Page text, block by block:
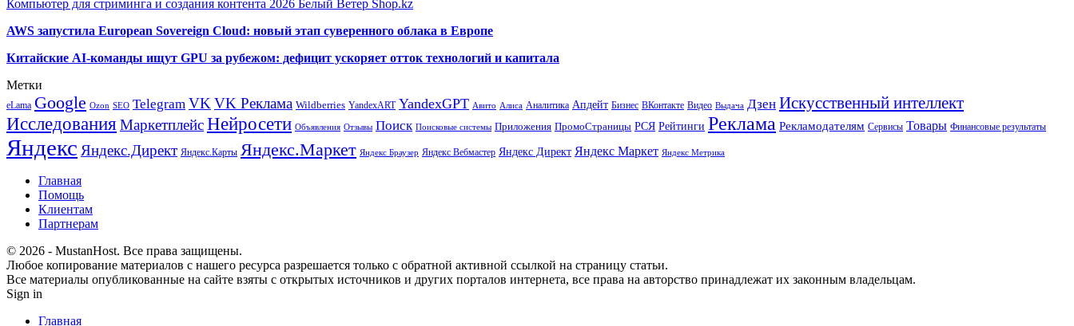
Компьютер для стриминга и создания контента 2026 Белый Ветер Shop.kz
AWS запустила European Sovereign Cloud: новый этап суверенного облака в Европе
Китайские AI-команды ищут GPU за рубежом: дефицит ускоряет отток технологий и капитала
Метки
eLama Google Ozon SEO Telegram VK VK Реклама Wildberries YandexART YandexGPT Авито Алиса Аналитика Апдейт Бизнес ВКонтакте Видео Выдача Дзен Искусственный интеллект
Исследования МаркетплейсНейросети Объявления Отзывы Поиск Поисковые системы Приложения ПромоСтраницы РСЯ Рейтинги Реклама Рекламодателям Сервисы Товары Финансовые результаты
Яндекс Яндекс.Директ Яндекс.Карты Яндекс.Маркет Яндекс Браузер Яндекс Вебмастер Яндекс Директ Яндекс Маркет Яндекс Метрика
Главная
Помощь
Клиентам
Партнерам
© 2026 - MustanHost. Все права защищены.
Любое копирование материалов с нашего ресурса разрешается только с обратной активной ссылкой на страницу статьи.
Все материалы опубликованные на сайте взяты с открытых источников и других порталов интернета, все права на авторство принадлежат их законным владельцам.
Sign in
Главная